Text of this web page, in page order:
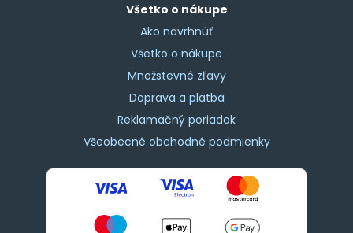
Všetko o nákupe
Ako navrhnúť
Všetko o nákupe
Množstevné zľavy
Doprava a platba
Reklamačný poriadok
Všeobecné obchodné podmienky